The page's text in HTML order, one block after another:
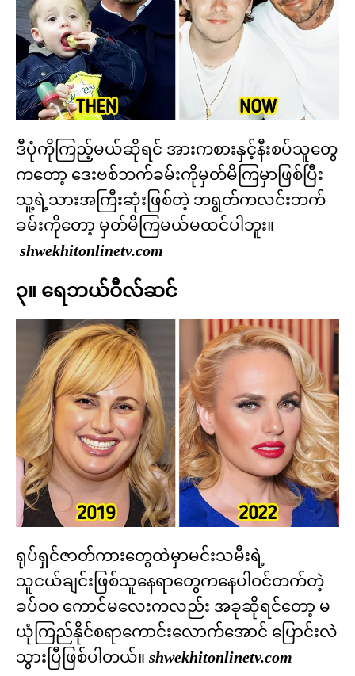
ဒီပုံကိုကြည့်မယ်ဆိုရင် အားကစားနှင့်နီးစပ်သူတွေ
ကတော့ ဒေးဗစ်ဘက်ခမ်းကိုမှတ်မိကြမှာဖြစ်ပြီး
သူ့ရဲ့သားအကြီးဆုံးဖြစ်တဲ့ ဘရွတ်ကလင်းဘက်
ခမ်းကိုတော့ မှတ်မိကြမယ်မထင်ပါဘူး။
shwekhitonlinetv.com
၃။ ရေဘယ်ဝီလ်ဆင်
ရုပ်ရှင်ဇာတ်ကားတွေထဲမှာမင်းသမီးရဲ့
သူငယ်ချင်းဖြစ်သူနေရာတွေကနေပါဝင်တက်တဲ့
ခပ်ဝဝ ကောင်မလေးကလည်း အခုဆိုရင်တော့ မ
ယုံကြည်နိုင်စရာကောင်းလောက်အောင် ပြောင်းလဲ
သွားပြီဖြစ်ပါတယ်။ shwekhitonlinetv.com